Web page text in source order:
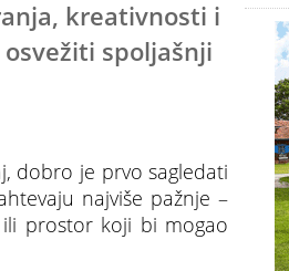
kreativnosti i
spoljašnji
dobro je prvo sagledati
najviše pažnje –
prostor koji bi mogao